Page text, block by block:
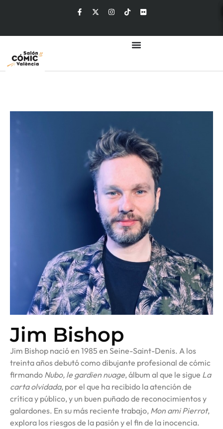
Jim Bishop
Jim Bishop nació en 1985 en Seine-Saint-Denis. A los
treinta años debutó como dibujante profesional de cómic
firmando Nubo, le gardien nuage, álbum al que le sigue La
carta olvidada, por el que ha recibido la atención de
crítica y público, y un buen puñado de reconocimientos y
galardones. En su más reciente trabajo, Mon ami Pierrot,
explora los riesgos de la pasión y el fin de la inocencia.